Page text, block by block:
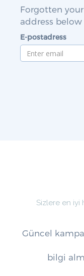
Forgotten
address
E-postadress
Sizlere en iyi
Güncel
bilgi